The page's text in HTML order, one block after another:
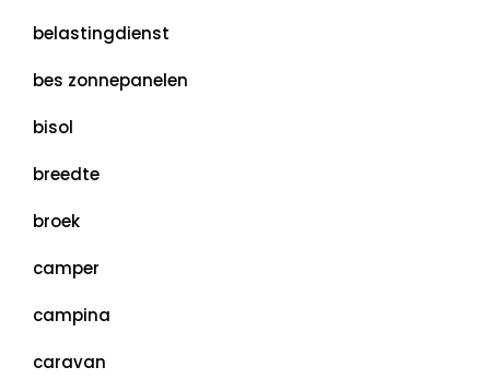
belastingdienst
bes zonnepanelen
bisol
breedte
broek
camper
campina
caravan